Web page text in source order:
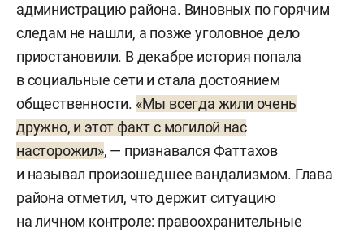
администрацию района. Виновных по горячим
следам не нашли, а позже уголовное дело
приостановили. В декабре история попала
в социальные сети и стала достоянием
общественности. «Мы всегда жили очень
дружно, и этот факт с могилой нас
насторожил», — признавался Фаттахов
и называл произошедшее вандализмом. Глава
района отметил, что держит ситуацию
на личном контроле: правоохранительные